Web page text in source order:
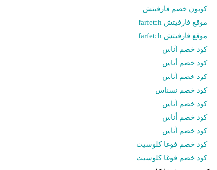
كوبون خصم فارفيتش
موقع فارفيتش farfetch
موقع فارفيتش farfetch
كود خصم أناس
كود خصم أناس
كود خصم أناس
كود خصم نسناس
كود خصم أناس
كود خصم أناس
كود خصم أناس
كود خصم فوغا كلوسيت
كود خصم فوغا كلوسيت